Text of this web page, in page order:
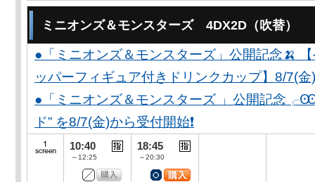
ミニオンズ＆モンスターズ 4DX2D（吹替）
●「ミニオンズ＆モンスターズ」公開記念🍌
ッパーフィギュア付きドリンクカップ】8/7(金
●「ミニオンズ＆モンスターズ 」公開記念
ド” を8/7(金)から受付開始❗️
10:40
～12:25
18:45
～20:30